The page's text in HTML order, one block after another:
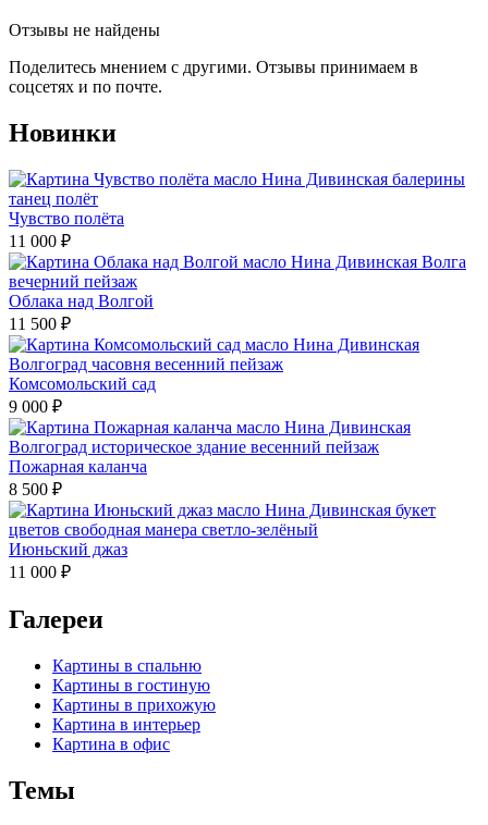
Отзывы не найдены
Поделитесь мнением с другими. Отзывы принимаем в
соцсетях и по почте.
Новинки
Чувство полёта
11 000 ₽
Облака над Волгой
11 500 ₽
Комсомольский сад
9 000 ₽
Пожарная каланча
8 500 ₽
Июньский джаз
11 000 ₽
Галереи
Картины в спальню
Картины в гостиную
Картины в прихожую
Картина в интерьер
Картина в офис
Темы